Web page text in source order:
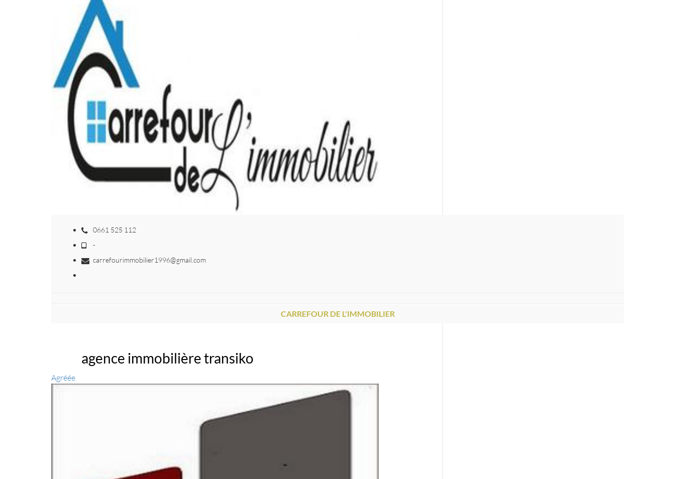
0661 525 112
-
carrefourimmobilier1996@gmail.com
CARREFOUR DE L'IMMOBILIER
agence immobilière transiko
Agréée